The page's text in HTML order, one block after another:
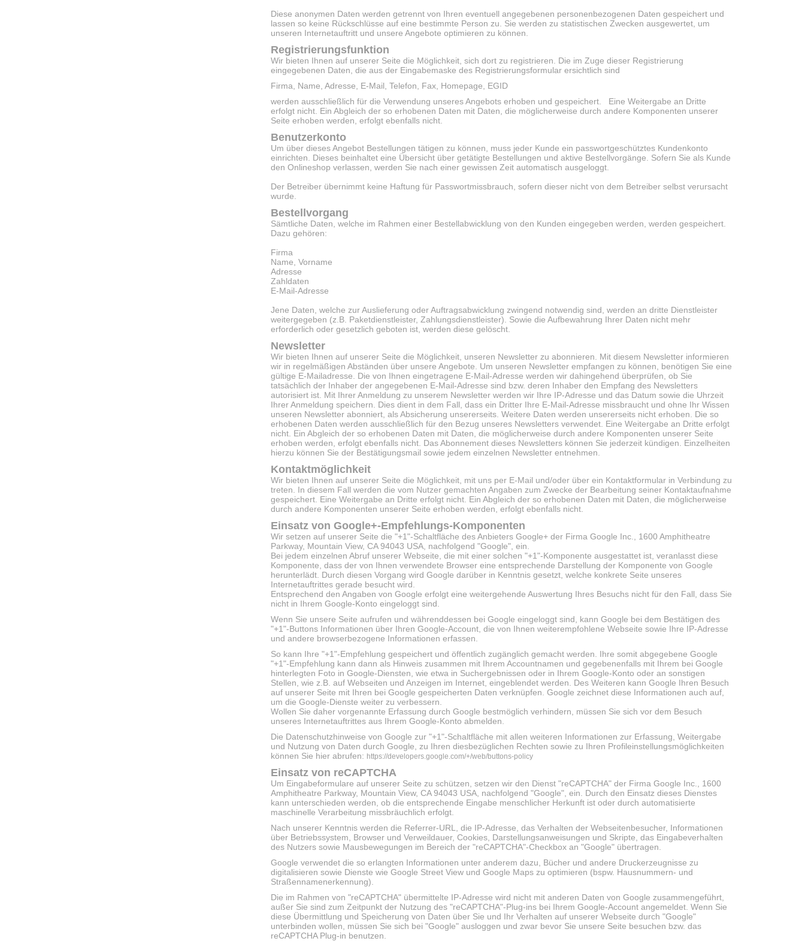
Diese anonymen Daten werden getrennt von Ihren eventuell angegebenen personenbezogenen Daten gespeichert und
lassen so keine Rückschlüsse auf eine bestimmte Person zu. Sie werden zu statistischen Zwecken ausgewertet, um
unseren Internetauftritt und unsere Angebote optimieren zu können.
Registrierungsfunktion
Wir bieten Ihnen auf unserer Seite die Möglichkeit, sich dort zu registrieren. Die im Zuge dieser Registrierung
eingegebenen Daten, die aus der Eingabemaske des Registrierungsformular ersichtlich sind
Firma, Name, Adresse, E-Mail, Telefon, Fax, Homepage, EGID
werden ausschließlich für die Verwendung unseres Angebots erhoben und gespeichert. Eine Weitergabe an Dritte
erfolgt nicht. Ein Abgleich der so erhobenen Daten mit Daten, die möglicherweise durch andere Komponenten unserer
Seite erhoben werden, erfolgt ebenfalls nicht.
Benutzerkonto
Um über dieses Angebot Bestellungen tätigen zu können, muss jeder Kunde ein passwortgeschütztes Kundenkonto
einrichten. Dieses beinhaltet eine Übersicht über getätigte Bestellungen und aktive Bestellvorgänge. Sofern Sie als Kunde
den Onlineshop verlassen, werden Sie nach einer gewissen Zeit automatisch ausgeloggt.
Der Betreiber übernimmt keine Haftung für Passwortmissbrauch, sofern dieser nicht von dem Betreiber selbst verursacht
wurde.
Bestellvorgang
Sämtliche Daten, welche im Rahmen einer Bestellabwicklung von den Kunden eingegeben werden, werden gespeichert.
Dazu gehören:
Firma
Name, Vorname
Adresse
Zahldaten
E-Mail-Adresse
Jene Daten, welche zur Auslieferung oder Auftragsabwicklung zwingend notwendig sind, werden an dritte Dienstleister
weitergegeben (z.B. Paketdienstleister, Zahlungsdienstleister). Sowie die Aufbewahrung Ihrer Daten nicht mehr
erforderlich oder gesetzlich geboten ist, werden diese gelöscht.
Newsletter
Wir bieten Ihnen auf unserer Seite die Möglichkeit, unseren Newsletter zu abonnieren. Mit diesem Newsletter informieren
wir in regelmäßigen Abständen über unsere Angebote. Um unseren Newsletter empfangen zu können, benötigen Sie eine
gültige E-Mailadresse. Die von Ihnen eingetragene E-Mail-Adresse werden wir dahingehend überprüfen, ob Sie
tatsächlich der Inhaber der angegebenen E-Mail-Adresse sind bzw. deren Inhaber den Empfang des Newsletters
autorisiert ist. Mit Ihrer Anmeldung zu unserem Newsletter werden wir Ihre IP-Adresse und das Datum sowie die Uhrzeit
Ihrer Anmeldung speichern. Dies dient in dem Fall, dass ein Dritter Ihre E-Mail-Adresse missbraucht und ohne Ihr Wissen
unseren Newsletter abonniert, als Absicherung unsererseits. Weitere Daten werden unsererseits nicht erhoben. Die so
erhobenen Daten werden ausschließlich für den Bezug unseres Newsletters verwendet. Eine Weitergabe an Dritte erfolgt
nicht. Ein Abgleich der so erhobenen Daten mit Daten, die möglicherweise durch andere Komponenten unserer Seite
erhoben werden, erfolgt ebenfalls nicht. Das Abonnement dieses Newsletters können Sie jederzeit kündigen. Einzelheiten
hierzu können Sie der Bestätigungsmail sowie jedem einzelnen Newsletter entnehmen.
Kontaktmöglichkeit
Wir bieten Ihnen auf unserer Seite die Möglichkeit, mit uns per E-Mail und/oder über ein Kontaktformular in Verbindung zu
treten. In diesem Fall werden die vom Nutzer gemachten Angaben zum Zwecke der Bearbeitung seiner Kontaktaufnahme
gespeichert. Eine Weitergabe an Dritte erfolgt nicht. Ein Abgleich der so erhobenen Daten mit Daten, die möglicherweise
durch andere Komponenten unserer Seite erhoben werden, erfolgt ebenfalls nicht.
Einsatz von Google+-Empfehlungs-Komponenten
Wir setzen auf unserer Seite die "+1"-Schaltfläche des Anbieters Google+ der Firma Google Inc., 1600 Amphitheatre
Parkway, Mountain View, CA 94043 USA, nachfolgend "Google", ein.
Bei jedem einzelnen Abruf unserer Webseite, die mit einer solchen "+1"-Komponente ausgestattet ist, veranlasst diese
Komponente, dass der von Ihnen verwendete Browser eine entsprechende Darstellung der Komponente von Google
herunterlädt. Durch diesen Vorgang wird Google darüber in Kenntnis gesetzt, welche konkrete Seite unseres
Internetauftrittes gerade besucht wird.
Entsprechend den Angaben von Google erfolgt eine weitergehende Auswertung Ihres Besuchs nicht für den Fall, dass Sie
nicht in Ihrem Google-Konto eingeloggt sind.
Wenn Sie unsere Seite aufrufen und währenddessen bei Google eingeloggt sind, kann Google bei dem Bestätigen des
"+1"-Buttons Informationen über Ihren Google-Account, die von Ihnen weiterempfohlene Webseite sowie Ihre IP-Adresse
und andere browserbezogene Informationen erfassen.
So kann Ihre "+1"-Empfehlung gespeichert und öffentlich zugänglich gemacht werden. Ihre somit abgegebene Google
"+1"-Empfehlung kann dann als Hinweis zusammen mit Ihrem Accountnamen und gegebenenfalls mit Ihrem bei Google
hinterlegten Foto in Google-Diensten, wie etwa in Suchergebnissen oder in Ihrem Google-Konto oder an sonstigen
Stellen, wie z.B. auf Webseiten und Anzeigen im Internet, eingeblendet werden. Des Weiteren kann Google Ihren Besuch
auf unserer Seite mit Ihren bei Google gespeicherten Daten verknüpfen. Google zeichnet diese Informationen auch auf,
um die Google-Dienste weiter zu verbessern.
Wollen Sie daher vorgenannte Erfassung durch Google bestmöglich verhindern, müssen Sie sich vor dem Besuch
unseres Internetauftrittes aus Ihrem Google-Konto abmelden.
Die Datenschutzhinweise von Google zur "+1"-Schaltfläche mit allen weiteren Informationen zur Erfassung, Weitergabe
und Nutzung von Daten durch Google, zu Ihren diesbezüglichen Rechten sowie zu Ihren Profileinstellungsmöglichkeiten
können Sie hier abrufen: https://developers.google.com/+/web/buttons-policy
Einsatz von reCAPTCHA
Um Eingabeformulare auf unserer Seite zu schützen, setzen wir den Dienst "reCAPTCHA" der Firma Google Inc., 1600
Amphitheatre Parkway, Mountain View, CA 94043 USA, nachfolgend "Google", ein. Durch den Einsatz dieses Dienstes
kann unterschieden werden, ob die entsprechende Eingabe menschlicher Herkunft ist oder durch automatisierte
maschinelle Verarbeitung missbräuchlich erfolgt.
Nach unserer Kenntnis werden die Referrer-URL, die IP-Adresse, das Verhalten der Webseitenbesucher, Informationen
über Betriebssystem, Browser und Verweildauer, Cookies, Darstellungsanweisungen und Skripte, das Eingabeverhalten
des Nutzers sowie Mausbewegungen im Bereich der "reCAPTCHA"-Checkbox an "Google" übertragen.
Google verwendet die so erlangten Informationen unter anderem dazu, Bücher und andere Druckerzeugnisse zu
digitalisieren sowie Dienste wie Google Street View und Google Maps zu optimieren (bspw. Hausnummern- und
Straßennamenerkennung).
Die im Rahmen von "reCAPTCHA" übermittelte IP-Adresse wird nicht mit anderen Daten von Google zusammengeführt,
außer Sie sind zum Zeitpunkt der Nutzung des "reCAPTCHA"-Plug-ins bei Ihrem Google-Account angemeldet. Wenn Sie
diese Übermittlung und Speicherung von Daten über Sie und Ihr Verhalten auf unserer Webseite durch "Google"
unterbinden wollen, müssen Sie sich bei "Google" ausloggen und zwar bevor Sie unsere Seite besuchen bzw. das
reCAPTCHA Plug-in benutzen.